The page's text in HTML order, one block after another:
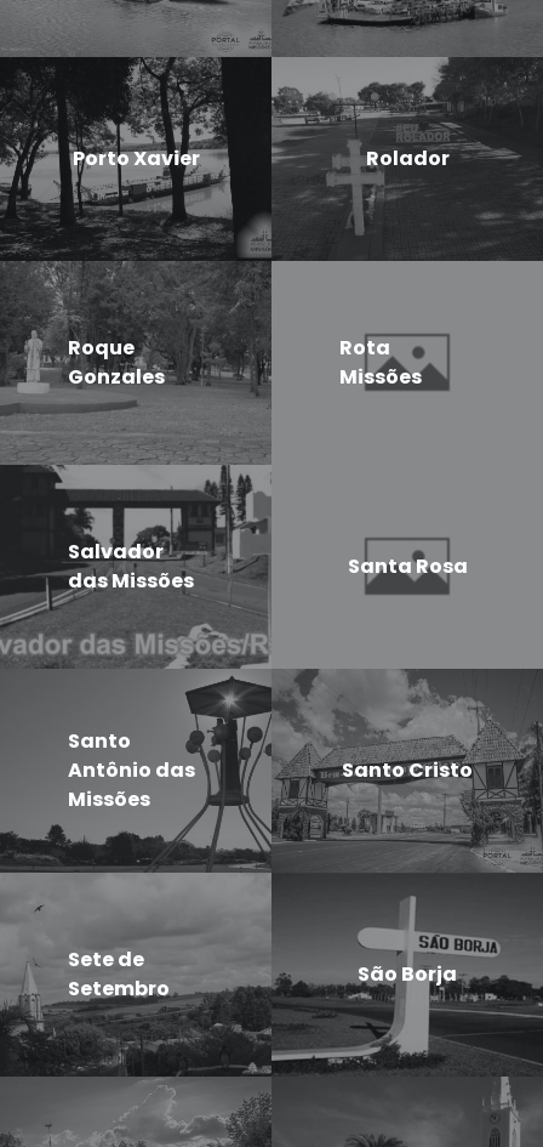
Porto Xavier Rolador
Roque
Gonzales
Rota
Missões
Salvador
das Missões
Santa Rosa
Santo
Antônio das
Missões
Santo Cristo
Sete de
Setembro
São Borja